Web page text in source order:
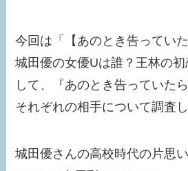
今回は「【あのとき告ってい
城田優の女優Uは誰？王林の
して、『あのとき告っていた
それぞれの相手について調査し
城田優さんの高校時代の片思